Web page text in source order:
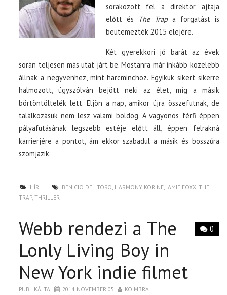
sorakozott fel a direktor ajtaja
előtt és
The Trapa forgatást is
beütemezték 2015 elejére.
Két gyerekkori jó barát az évek
során teljesen más utat járt be. Mostanra már inkább közelebb
állnak a negyvenhez, mint harcminchoz. Egyikük sikert sikerre
halmozott, úgyszólván bejött neki az élet, míg a másik
börtöntöltelék lett. Eljön a nap, amikor újra összefutnak, de
találkozásuk nem lesz valami boldog. A vagyonos férfi éppen
pályafutásának legszebb estéje előtt áll, éppen felrakná
karrierjére a pontot, ám ekkor szabadul a másik és bosszúra
szomjazik.
HÍR BENICIO DEL TORO HARMONY KORINE JAMIE FOXX ,THE
TRAP,THRILLER
0
Webb rendezi a The
Lonly Living Boy in
New York indie filmet
PUBLIKÁLTA 2014. NOVEMBER 05. KOIMBRA